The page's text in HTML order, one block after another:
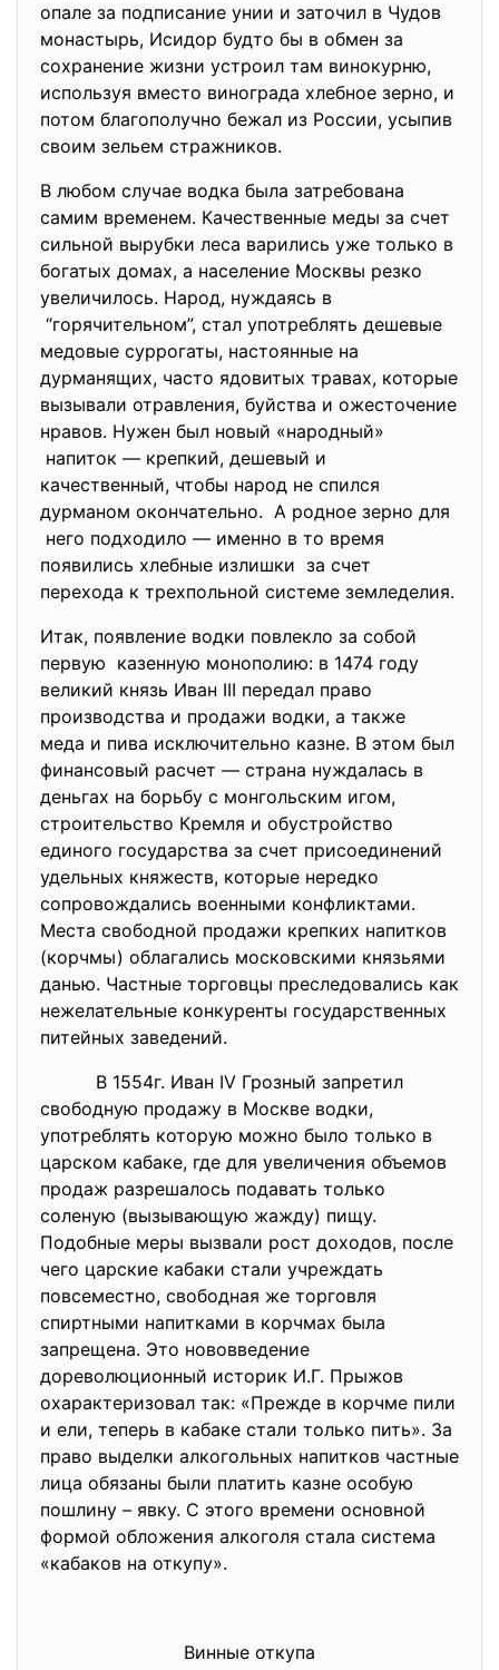
опале за подписание унии и заточил в Чудов
монастырь, Исидор будто бы в обмен за
сохранение жизни устроил там винокурню,
используя вместо винограда хлебное зерно, и
потом благополучно бежал из России, усыпив
своим зельем стражников.
В любом случае водка была затребована
самим временем. Качественные меды за счет
сильной вырубки леса варились уже только в
богатых домах, а население Москвы резко
увеличилось. Народ, нуждаясь в
“горячительном”, стал употреблять дешевые
медовые суррогаты, настоянные на
дурманящих, часто ядовитых травах, которые
вызывали отравления, буйства и ожесточение
нравов. Нужен был новый «народный»
напиток — крепкий, дешевый и
качественный, чтобы народ не спился
дурманом окончательно. А родное зерно для
него подходило — именно в то время
появились хлебные излишки за счет
перехода к трехпольной системе земледелия.
Итак, появление водки повлекло за собой
первую казенную монополию: в 1474 году
великий князь Иван III передал право
производства и продажи водки, а также
меда и пива исключительно казне. В этом был
финансовый расчет — страна нуждалась в
деньгах на борьбу с монгольским игом,
строительство Кремля и обустройство
единого государства за счет присоединений
удельных княжеств, которые нередко
сопровождались военными конфликтами.
Места свободной продажи крепких напитков
(корчмы) облагались московскими князьями
данью. Частные торговцы преследовались как
нежелательные конкуренты государственных
питейных заведений.
В 1554г. Иван IV Грозный запретил
свободную продажу в Москве водки,
употреблять которую можно было только в
царском кабаке, где для увеличения объемов
продаж разрешалось подавать только
соленую (вызывающую жажду) пищу.
Подобные меры вызвали рост доходов, после
чего царские кабаки стали учреждать
повсеместно, свободная же торговля
спиртными напитками в корчмах была
запрещена. Это нововведение
дореволюционный историк И.Г. Прыжов
охарактеризовал так: «Прежде в корчме пили
и ели, теперь в кабаке стали только пить». За
право выделки алкогольных напитков частные
лица обязаны были платить казне особую
пошлину – явку. С этого времени основной
формой обложения алкоголя стала система
«кабаков на откупу».
Винные откупа